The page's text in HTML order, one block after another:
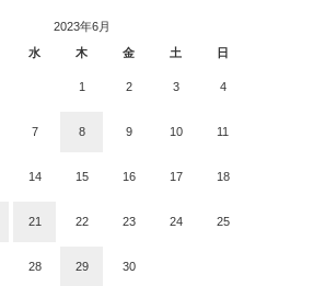
2023年6月
水 木 金 土 日
1 2 3 4
7 8 9 10 11
14 15 16 17 18
21 22 23 24 25
28 29 30